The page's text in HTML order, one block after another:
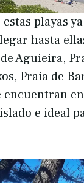
playas
hasta
Aguieira,
Praia de
encuentran
e ideal